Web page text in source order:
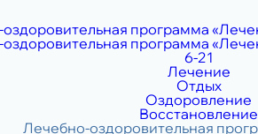
6-21
Лечение
Отдых
Оздоровление
Восстановление